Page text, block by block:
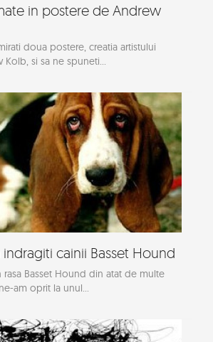
in postere de Andrew
doua postere, creatia artistului
Kolb, si sa ne spuneti...
indragiti cainii Basset Hound
Basset Hound din atat de multe
am oprit la unul...